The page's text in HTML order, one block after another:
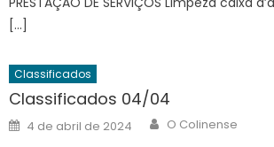
[…]
Classificados
Classificados 04/04
Posted
on
4 de abril de 2024 Author
O Colinense